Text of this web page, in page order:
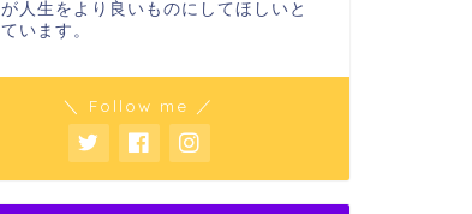
人生をより良いものにしてほしいと
います。
＼ Follow me ／